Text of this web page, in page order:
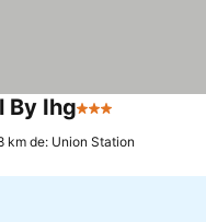
By Ihg3 Estrellas
km de: Union Station